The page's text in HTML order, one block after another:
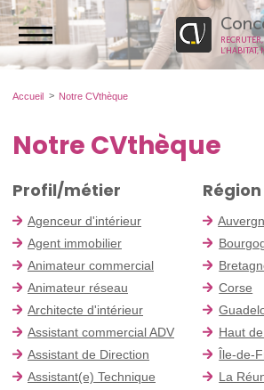
L’HABITAT,
Accueil Notre CVthèque
Notre CVthèque
Profil/métier
Agenceur d'intérieur
Agent immobilier
Animateur commercial
Animateur réseau
Architecte d'intérieur
Assistant commercial ADV
Assistant de Direction
Assistant(e) Technique
Région
Corse
Haut
Île-de-
La